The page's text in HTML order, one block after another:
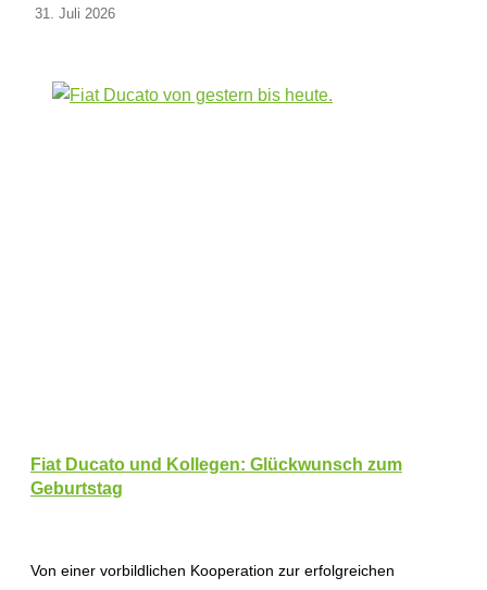
31. Juli 2026
Fiat Ducato und Kollegen: Glückwunsch zum
Geburtstag
Von einer vorbildlichen Kooperation zur erfolgreichen